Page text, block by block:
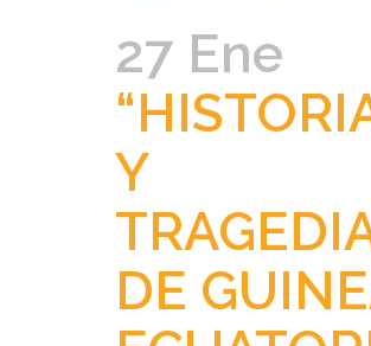
27 Ene
Y
DE